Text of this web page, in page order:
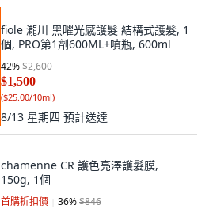
fiole 瀧川 黑曜光感護髮 結構式護髮, 1
個, PRO第1劑600ML+噴瓶, 600ml
42%$2,600
$1,500
($25.00/10ml)
8/13 星期四 預計送達
chamenne CR 護色亮澤護髮膜,
150g, 1個
首購折扣價 36%$846